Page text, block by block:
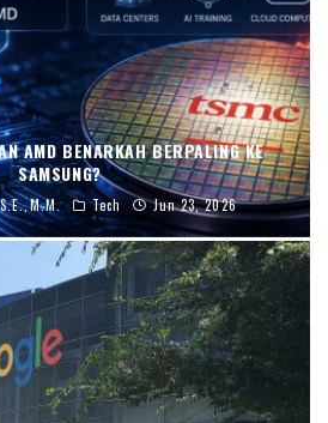
AMD BENARKAH BERPALING KE
SAMSUNG?
Tech Jun 23, 2026